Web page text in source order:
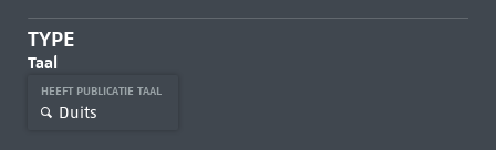
TYPE
Taal
HEEFT PUBLICATIE TAAL
Duits